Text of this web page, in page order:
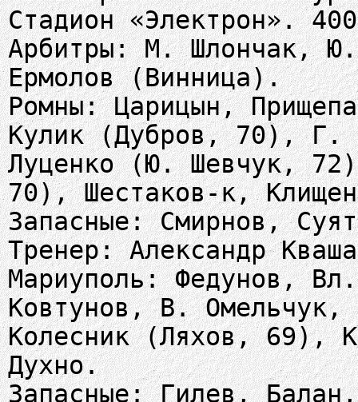
Стадион «Электрон».
Арбитры: М. Шлончак,
Ермолов (Винница).
Ромны: Царицын,
Кулик (Дубров, 70), Г.
Луценко (Ю. Шевчук,
70), Шестаков-к,
Запасные: Смирнов,
Тренер: Александр
Мариуполь: Федунов,
Ковтунов, В.
Колесник (Ляхов, 69),
Духно.
Запасные: Гилев,